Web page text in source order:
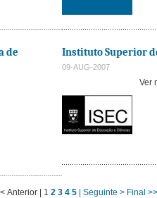
de
Instituto Superior
09-AUG-2007
Ver
< Anterior | 1 2 3 4 5 | Seguinte > Final >>